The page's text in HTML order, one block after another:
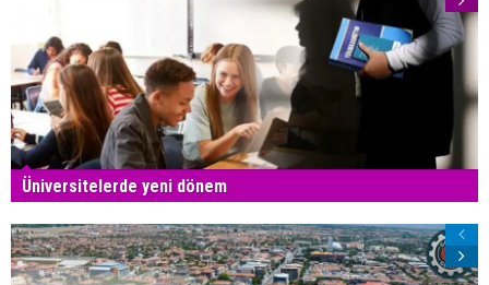
Üniversitelerde yeni dönem